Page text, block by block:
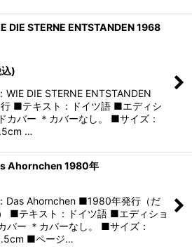
DIE STERNE ENTSTANDEN 1968
)
DIE STERNE ENTSTANDEN
■テキスト：ドイツ語 ■エディシ
カバー ＊カバーなし。 ■サイズ：
…
Ahornchen 1980年
Das Ahornchen ■1980年発行（だ
■テキスト：ドイツ語 ■エディショ
バー ＊カバーなし。 ■サイズ：
■ページ…